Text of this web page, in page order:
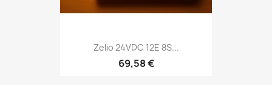
Zelio 24VDC 12E 8S...
69,58 €